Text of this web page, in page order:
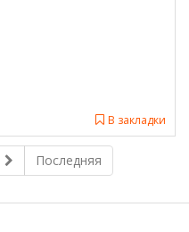
В закладки
Последняя